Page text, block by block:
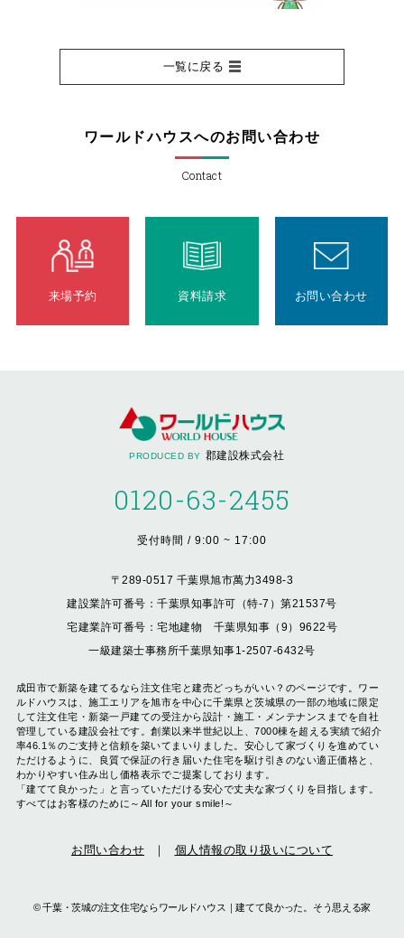
一覧に戻る
ワールドハウスへのお問い合わせ
Contact
来場予約 資料請求 お問い合わせ
PRODUCED BY 郡建設株式会社
0120-63-2455
受付時間 / 9:00 ~ 17:00
〒289-0517 千葉県旭市萬力3498-3
建設業許可番号：千葉県知事許可（特-7）第21537号
宅建業許可番号：宅地建物 千葉県知事（9）9622号
一級建築士事務所千葉県知事1-2507-6432号
成田市で新築を建てるなら注文住宅と建売どっちがいい？のページです。ワー
ルドハウスは、施工エリアを旭市を中心に千葉県と茨城県の一部の地域に限定
して注文住宅・新築一戸建ての受注から設計・施工・メンテナンスまでを自社
管理している建設会社です。創業以来半世紀以上、7000棟を超える実績で紹介
率46.1％のご支持と信頼を築いてまいりました。安心して家づくりを進めてい
ただけるように、良質で保証の行き届いた住宅を駆け引きのない適正価格と、
わかりやすい住み出し価格表示でご提案しております。
「建てて良かった」と言っていただける安心で丈夫な家づくりを目指します。
すべてはお客様のために～All for your smile!～
お問い合わせ 個人情報の取り扱いについて
©千葉・茨城の注文住宅ならワールドハウス｜建てて良かった。そう思える家